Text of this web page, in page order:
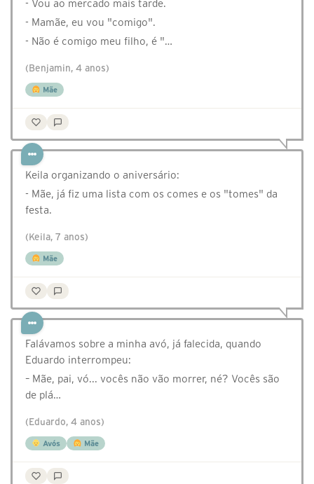
- Vou ao mercado mais tarde.
- Mamãe, eu vou "comigo".
- Não é comigo meu filho, é "…
(Benjamin, 4 anos)
Mãe
Keila organizando o aniversário:
- Mãe, já fiz uma lista com os comes e os "tomes" da
festa.
(Keila, 7 anos)
Mãe
Falávamos sobre a minha avó, já falecida, quando
Eduardo interrompeu:
– Mãe, pai, vó... vocês não vão morrer, né? Vocês são
de plá…
(Eduardo, 4 anos)
Avós Mãe